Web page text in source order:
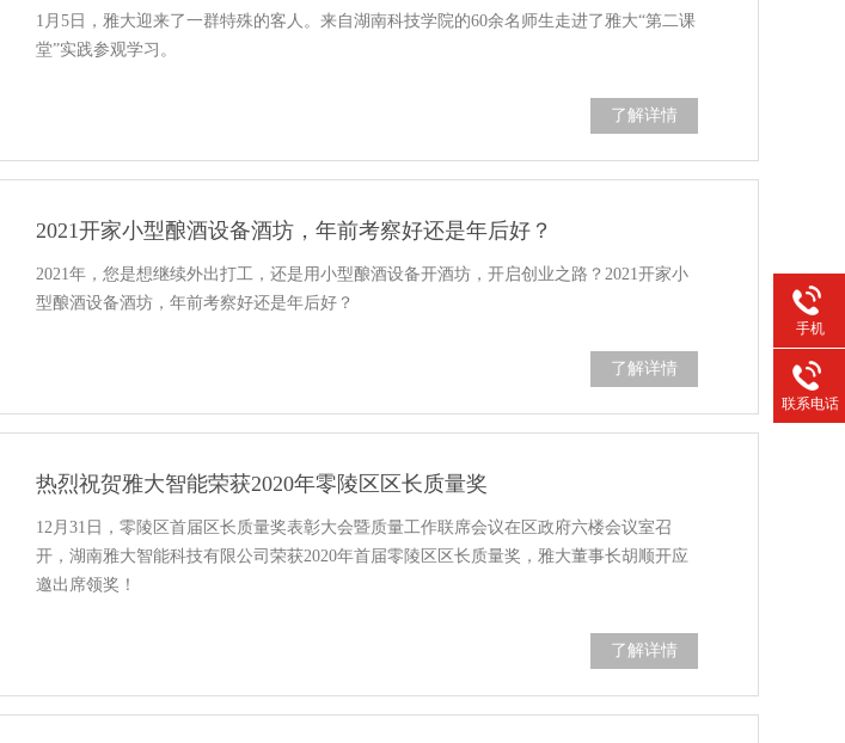
1月5日，雅大迎来了一群特殊的客人。来自湖南科技学院的60余名师生走进了雅大“第二课
堂”实践参观学习。
了解详情
2021开家小型酿酒设备酒坊，年前考察好还是年后好？
2021年，您是想继续外出打工，还是用小型酿酒设备开酒坊，开启创业之路？2021开家小
型酿酒设备酒坊，年前考察好还是年后好？
了解详情
热烈祝贺雅大智能荣获2020年零陵区区长质量奖
12月31日，零陵区首届区长质量奖表彰大会暨质量工作联席会议在区政府六楼会议室召
开，湖南雅大智能科技有限公司荣获2020年首届零陵区区长质量奖，雅大董事长胡顺开应
邀出席领奖！
了解详情
手机
联系电话